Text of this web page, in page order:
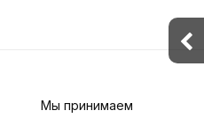
Мы принимаем